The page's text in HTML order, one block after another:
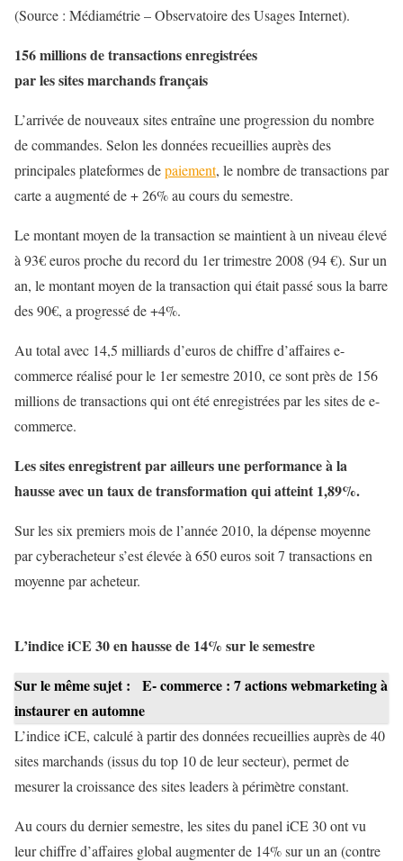
(Source : Médiamétrie – Observatoire des Usages Internet).
156 millions de transactions enregistrées
par les sites marchands français
L’arrivée de nouveaux sites entraîne une progression du nombre
de commandes. Selon les données recueillies auprès des
principales plateformes depaiement, le nombre de transactions par
carte a augmenté de + 26% au cours du semestre.
Le montant moyen de la transaction se maintient à un niveau élevé
à 93€ euros proche du record du 1er trimestre 2008 (94 €). Sur un
an, le montant moyen de la transaction qui était passé sous la barre
des 90€, a progressé de +4%.
Au total avec 14,5 milliards d’euros de chiffre d’affaires e-
commerce réalisé pour le 1er semestre 2010, ce sont près de 156
millions de transactions qui ont été enregistrées par les sites de e-
commerce.
Les sites enregistrent par ailleurs une performance à la
hausse avec un taux de transformation qui atteint 1,89%.
Sur les six premiers mois de l’année 2010, la dépense moyenne
par cyberacheteur s’est élevée à 650 euros soit 7 transactions en
moyenne par acheteur.
L’indice iCE 30 en hausse de 14% sur le semestre
Sur le même sujet :
E- commerce : 7 actions webmarketing à
instaurer en automne
L’indice iCE, calculé à partir des données recueillies auprès de 40
sites marchands (issus du top 10 de leur secteur), permet de
mesurer la croissance des sites leaders à périmètre constant.
Au cours du dernier semestre, les sites du panel iCE 30 ont vu
leur chiffre d’affaires global augmenter de 14% sur un an (contre